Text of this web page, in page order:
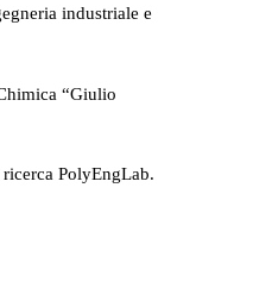
industriale e
“Giulio
PolyEngLab.